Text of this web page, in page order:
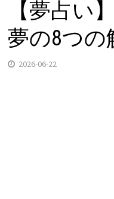
【夢占い
夢の8つの
2026-06-22